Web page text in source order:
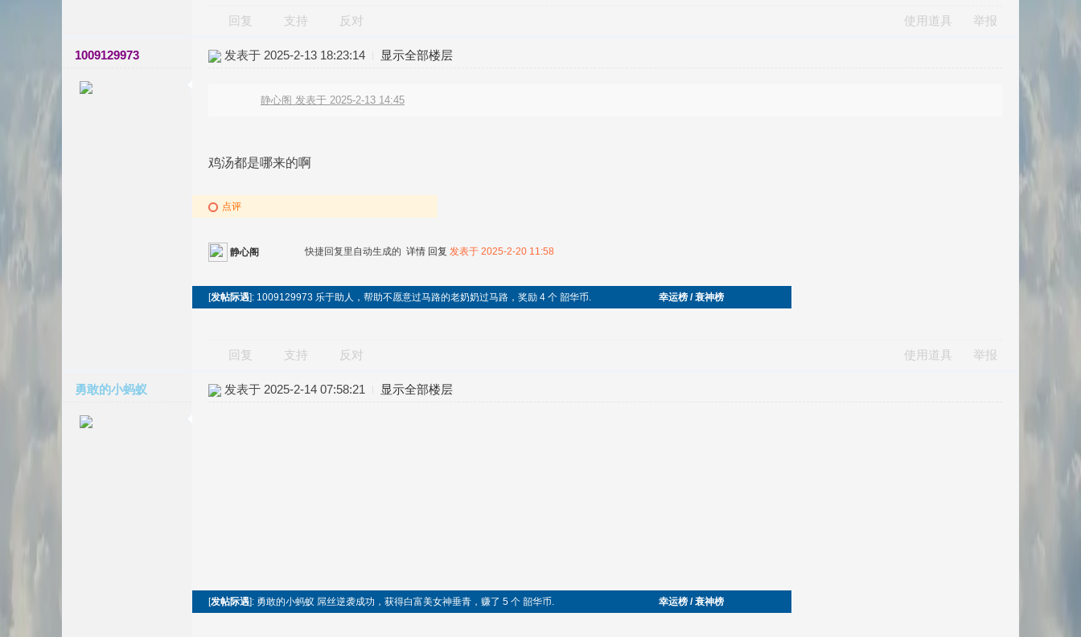
回复 支持 反对 使用道具 举报
1009129973 发表于 2025-2-13 18:23:14 显示全部楼层
静心阁 发表于 2025-2-13 14:45
鸡汤都是哪来的啊
点评
静心阁 快捷回复里自动生成的 详情 回复 发表于 2025-2-20 11:58
[发帖际遇]: 1009129973 乐于助人，帮助不愿意过马路的老奶奶过马路，奖励 4 个 韶华币. 幸运榜 / 衰神榜
回复 支持 反对 使用道具 举报
勇敢的小蚂蚁 发表于 2025-2-14 07:58:21 显示全部楼层
[发帖际遇]: 勇敢的小蚂蚁 屌丝逆袭成功，获得白富美女神垂青，赚了 5 个 韶华币. 幸运榜 / 衰神榜